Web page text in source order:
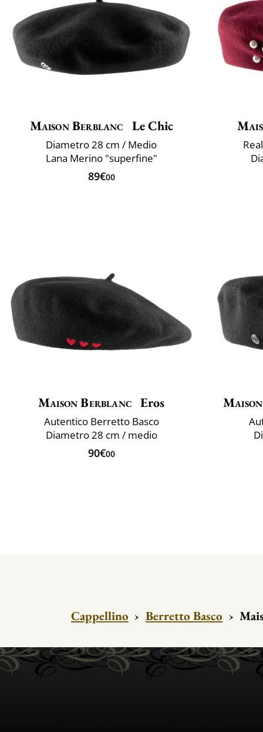
Maison Berblanc Le Chic
Diametro 28 cm / Medio
Lana Merino "superfine"
89€00
Maison Berblanc Eros
Autentico Berretto Basco
Diametro 28 cm / medio
90€00
Cappellino › Berretto Basco ›